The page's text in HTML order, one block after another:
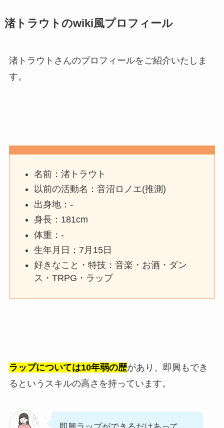
渚トラウトのwiki風プロフィール
渚トラウトさんのプロフィールをご紹介いたしま
す。
名前：渚トラウト
以前の活動名：音沼ロノエ(推測)
出身地：-
身長：181cm
体重：-
生年月日：7月15日
好きなこと・特技：音楽・お酒・ダン
ス・TRPG・ラップ
ラップについては10年弱の歴があり、即興もでき
るというスキルの高さを持っています。